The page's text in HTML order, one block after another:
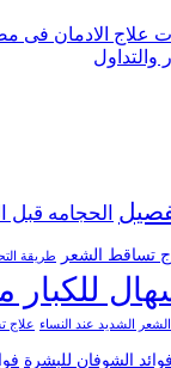
علاج الادمان فى
والتداول
الحجامه
تساقط الشعر طريقة
الشديد عند النساء علاج
فوائد الشوفان للبشرة